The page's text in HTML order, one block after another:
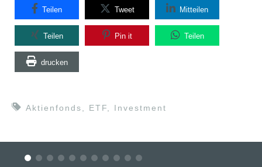
Teilen Tweet Mitteilen
Teilen Pin it Teilen
drucken
Aktienfonds ETF Investment